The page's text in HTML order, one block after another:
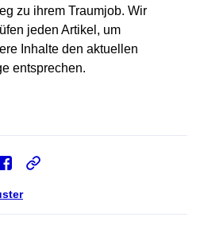
zu ihrem Traumjob. Wir
jeden Artikel, um
Inhalte den aktuellen
entsprechen.